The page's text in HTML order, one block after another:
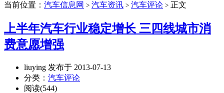
当前位置： 汽车信息网 > 汽车资讯 > 汽车评论 > 正文
上半年汽车行业稳定增长 三四线城市消
费意愿增强
liuying 发布于 2013-07-13
分类： 汽车评论
阅读(544)